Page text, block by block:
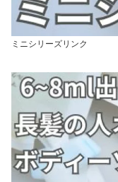
ミニシリーズリンク